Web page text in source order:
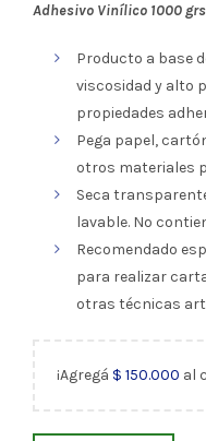
Adhesivo Vinílico 1000
Producto a base
viscosidad y alto
propiedades
Pega papel,
otros materiales
Seca
lavable. No
Recomendado
para realizar
otras técnicas
¡Agregá $ 150.000 al